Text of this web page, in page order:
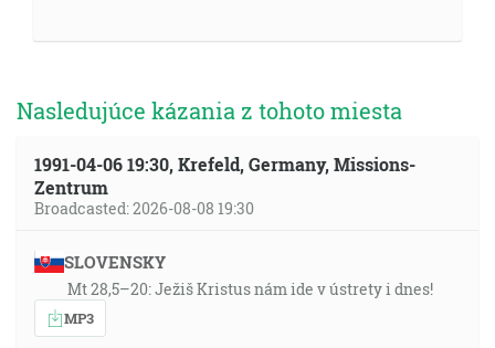
Nasledujúce kázania z tohoto miesta
1991-04-06 19:30, Krefeld, Germany, Missions-
Zentrum
Broadcasted: 2026-08-08 19:30
SLOVENSKY
Mt 28,5–20: Ježiš Kristus nám ide v ústrety i dnes!
MP3